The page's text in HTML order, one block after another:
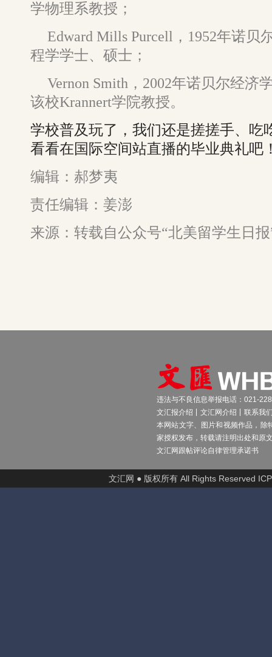
学物理系教授；
Edward Mills Purcell，1952年诺贝
程学学士、硕士；
Vernon Smith，2002年诺贝尔经济
该校Krannert学院教授。
学校普及玩了，我们还是搓搓手、吃
看看在国际空间站直播的毕业典礼吧
编辑：郝梦夷
责任编辑：姜澎
来源：转载自公众号“北美留学生日报
违法与不良信息举报电话：021-
文汇报介绍
文汇网介绍
联系我
本网站文字、图片和视频作品，除
家授权发布，转载请注明出处和原
文汇网跟帖评论自律管理承诺书
文汇网 ● 版权所有 All Rights Reserved